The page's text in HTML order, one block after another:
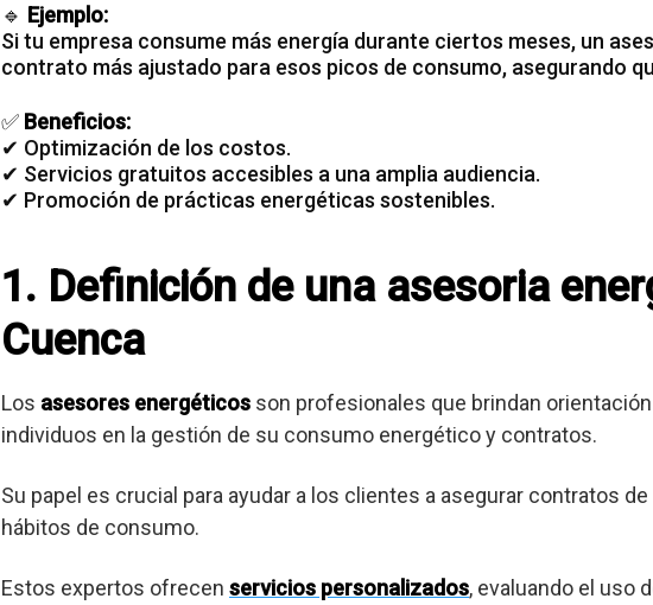
🔹 Ejemplo:
Si tu empresa consume más energía durante ciertos meses, un
contrato más ajustado para esos picos de consumo, asegurando
✅ Beneficios:
✔ Optimización de los costos.
✔ Servicios gratuitos accesibles a una amplia audiencia.
✔ Promoción de prácticas energéticas sostenibles.
1. Definición de una asesoria
Cuenca
Los asesores energéticos son profesionales que brindan
individuos en la gestión de su consumo energético y contratos.
Su papel es crucial para ayudar a los clientes a asegurar contratos
hábitos de consumo.
Estos expertos ofrecen servicios personalizados, evaluando el uso